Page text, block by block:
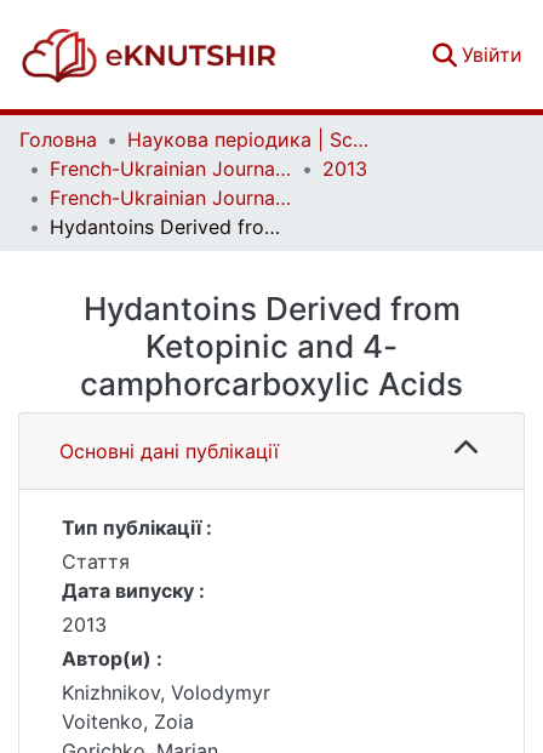
Увійти
Головна
Наукова періодика | Scientific periodicals
French-Ukrainian Journal of Chemistry
2013
French-Ukrainian Journal of Chemistry. Vol. 1 No. 1
Hydantoins Derived from Ketopinic and 4-camphorcarboxylic Acids
Hydantoins Derived from
Ketopinic and 4-
camphorcarboxylic Acids
Основні дані публікації
Тип публікації :
Стаття
Дата випуску :
2013
Автор(и) :
Knizhnikov, Volodymyr
Voitenko, Zoia